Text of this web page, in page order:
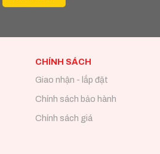
CHÍNH SÁCH
Giao nhận - lắp đặt
Chính sách bảo hành
Chính sách giá